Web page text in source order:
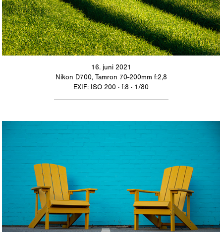
16. juni 2021
Nikon D700, Tamron 70-200mm f:2,8
EXIF: ISO 200 · f:8 · 1/80